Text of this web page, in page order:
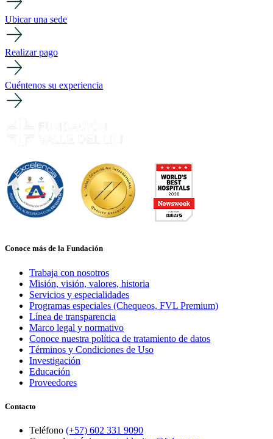
Ubicar una sede
Realizar pago
Cuéntenos su experiencia
Conoce más de la Fundación
Trabaja con nosotros
Misión, visión, valores, historia
Servicios y especialidades
Programas especiales (Chequeos, FVL Premium)
Línea de transparencia
Marco legal y normativo
Conoce nuestra política de tratamiento de datos
Términos y Condiciones de Uso
Investigación
Educación
Proveedores
Contacto
Teléfono (+57) 602 331 9090